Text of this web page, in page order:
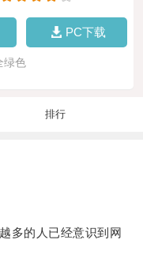
PC下载
绿色
排行
的人已经意识到网